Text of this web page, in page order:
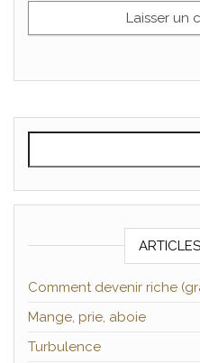
Comment devenir riche
Mange, prie, aboie
Turbulence